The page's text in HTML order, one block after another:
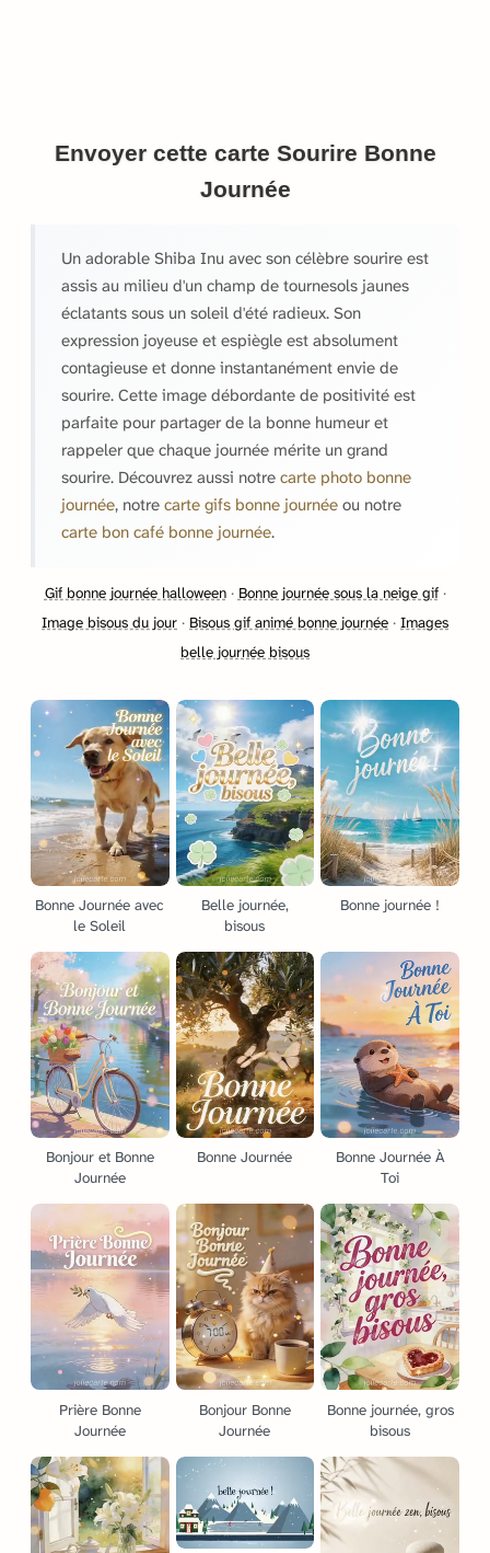
Envoyer cette carte Sourire Bonne
Journée
Un adorable Shiba Inu avec son célèbre sourire est
assis au milieu d'un champ de tournesols jaunes
éclatants sous un soleil d'été radieux. Son
expression joyeuse et espiègle est absolument
contagieuse et donne instantanément envie de
sourire. Cette image débordante de positivité est
parfaite pour partager de la bonne humeur et
rappeler que chaque journée mérite un grand
sourire. Découvrez aussi notre carte photo bonne
journée, notre carte gifs bonne journée ou notre
carte bon café bonne journée.
Gif bonne journée halloween· Bonne journée sous la neige gif·
Image bisous du jour · Bisous gif animé bonne journée · Images
belle journée bisous
Bonne Journée avec
le Soleil
Belle journée,
bisous
Bonne journée !
Bonjour et Bonne
Journée
Bonne Journée
Bonne Journée À
Toi
Prière Bonne
Journée
Bonjour Bonne
Journée
Bonne journée, gros
bisous